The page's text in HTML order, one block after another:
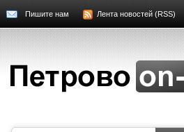
Пишите нам Лента новостей (RSS)